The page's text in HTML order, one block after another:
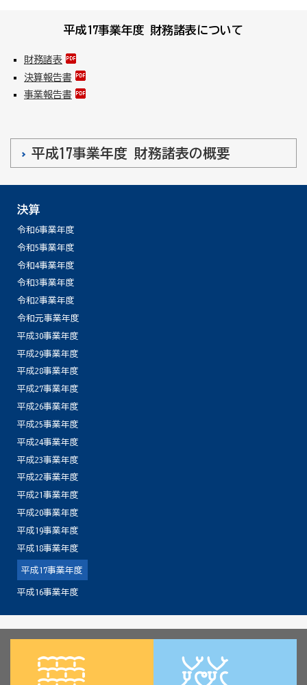
平成17事業年度 財務諸表について
財務諸表
決算報告書
事業報告書
平成17事業年度 財務諸表の概要
決算
令和6事業年度
令和5事業年度
令和4事業年度
令和3事業年度
令和2事業年度
令和元事業年度
平成30事業年度
平成29事業年度
平成28事業年度
平成27事業年度
平成26事業年度
平成25事業年度
平成24事業年度
平成23事業年度
平成22事業年度
平成21事業年度
平成20事業年度
平成19事業年度
平成18事業年度
平成17事業年度
平成16事業年度